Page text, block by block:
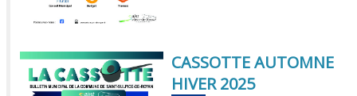
CASSOTTE AUTOMNE
HIVER 2025